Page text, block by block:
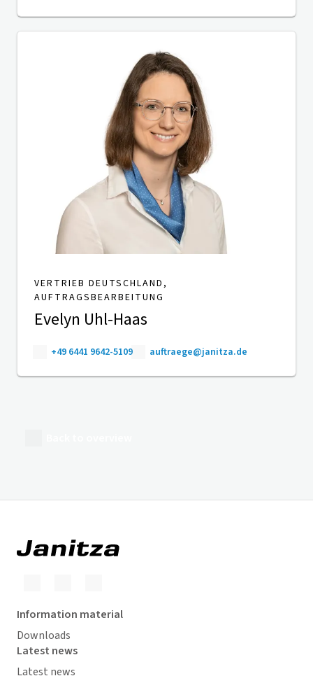
VERTRIEB DEUTSCHLAND,
AUFTRAGSBEARBEITUNG
Evelyn Uhl-Haas
+49 6441 9642-5109 auftraege@janitza.de
Information material
Downloads
Latest news
Latest news